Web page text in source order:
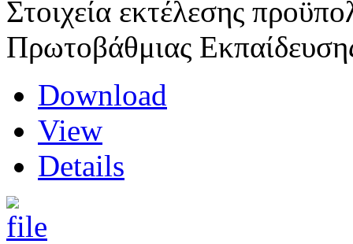
Στοιχεία εκτέλεσης
Πρωτοβάθμιας
Download
View
Details